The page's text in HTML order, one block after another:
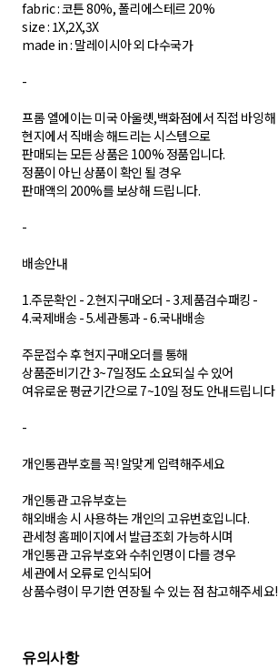
fabric : 코튼 80%, 폴리에스테르 20%
size : 1X,2X,3X
made in : 말레이시아 외 다수국가
-
프롬 엘에이는 미국 아울렛,백화점에서 직접 바잉해
현지에서 직배송 해드리는 시스템으로
판매되는 모든 상품은 100% 정품입니다.
정품이 아닌 상품이 확인 될 경우
판매액의 200%를 보상해 드립니다.
-
배송안내
1.주문확인 - 2.현지구매오더 - 3.제품검수패킹 -
4.국제배송 - 5.세관통과 - 6.국내배송
주문접수 후 현지구매오더를 통해
상품준비기간 3~7일정도 소요되실 수 있어
여유로운 평균기간으로 7~10일 정도 안내드립니다
-
개인통관부호를 꼭! 알맞게 입력해주세요
개인통관 고유부호는
해외배송 시 사용하는 개인의 고유번호입니다.
관세청 홈페이지에서 발급조회 가능하시며
개인통관 고유부호와 수취인명이 다를 경우
세관에서 오류로 인식되어
상품수령이 무기한 연장될 수 있는 점 참고해주세요!
유의사항